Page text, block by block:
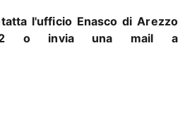
l'ufficio Enasco di Arezzo
o invia una mail a